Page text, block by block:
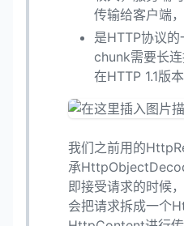
传输给客户端
是HTTP协议
chunk需要长
在HTTP 1.1版本
我们之前用的
承
即接受请求的时候
会把请求拆成一个